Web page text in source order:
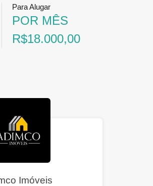
Para Alugar
POR MÊS
R$18.000,00
Imóveis